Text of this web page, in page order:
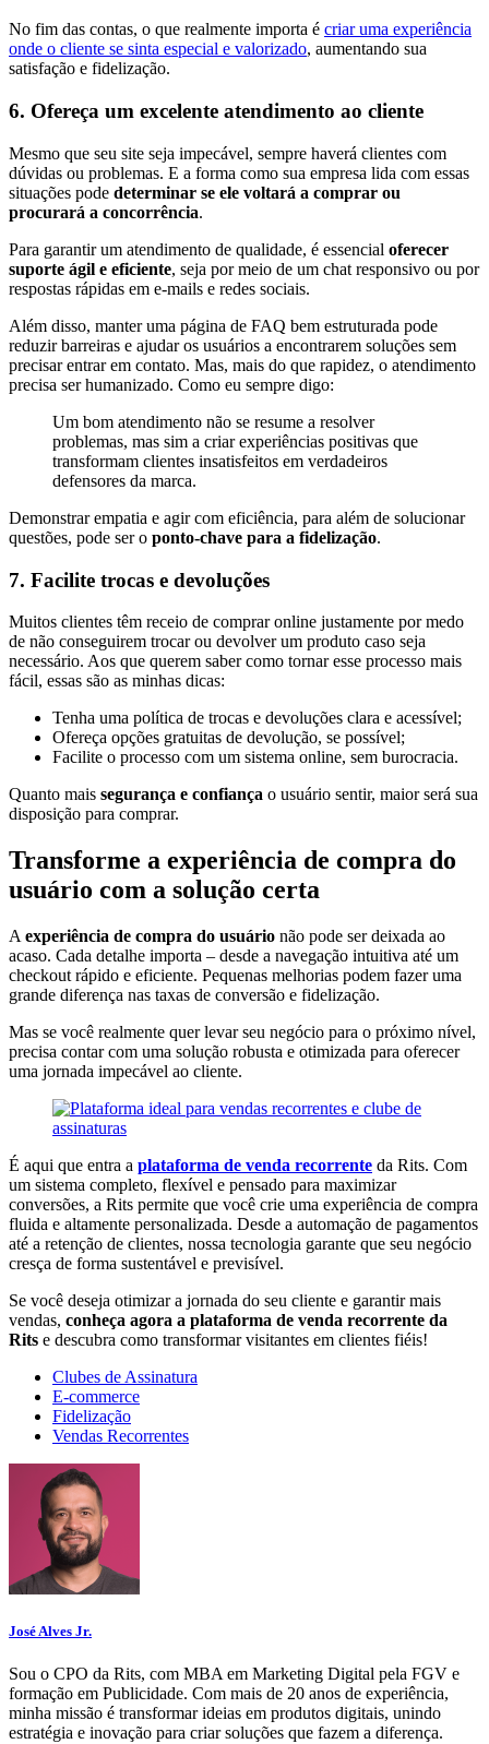
No fim das contas, o que realmente importa é criar uma experiência
onde o cliente se sinta especial e valorizado, aumentando sua
satisfação e fidelização.
6. Ofereça um excelente atendimento ao cliente
Mesmo que seu site seja impecável, sempre haverá clientes com
dúvidas ou problemas. E a forma como sua empresa lida com essas
situações pode determinar se ele voltará a comprar ou
procurará a concorrência.
Para garantir um atendimento de qualidade, é essencial oferecer
suporte ágil e eficiente, seja por meio de um chat responsivo ou por
respostas rápidas em e-mails e redes sociais.
Além disso, manter uma página de FAQ bem estruturada pode
reduzir barreiras e ajudar os usuários a encontrarem soluções sem
precisar entrar em contato. Mas, mais do que rapidez, o atendimento
precisa ser humanizado. Como eu sempre digo:
Um bom atendimento não se resume a resolver
problemas, mas sim a criar experiências positivas que
transformam clientes insatisfeitos em verdadeiros
defensores da marca.
Demonstrar empatia e agir com eficiência, para além de solucionar
questões, pode ser o ponto-chave para a fidelização.
7. Facilite trocas e devoluções
Muitos clientes têm receio de comprar online justamente por medo
de não conseguirem trocar ou devolver um produto caso seja
necessário. Aos que querem saber como tornar esse processo mais
fácil, essas são as minhas dicas:
Tenha uma política de trocas e devoluções clara e acessível;
Ofereça opções gratuitas de devolução, se possível;
Facilite o processo com um sistema online, sem burocracia.
Quanto mais segurança e confiança o usuário sentir, maior será sua
disposição para comprar.
Transforme a experiência de compra do
usuário com a solução certa
A experiência de compra do usuário não pode ser deixada ao
acaso. Cada detalhe importa – desde a navegação intuitiva até um
checkout rápido e eficiente. Pequenas melhorias podem fazer uma
grande diferença nas taxas de conversão e fidelização.
Mas se você realmente quer levar seu negócio para o próximo nível,
precisa contar com uma solução robusta e otimizada para oferecer
uma jornada impecável ao cliente.
É aqui que entra a plataforma de venda recorrente da Rits. Com
um sistema completo, flexível e pensado para maximizar
conversões, a Rits permite que você crie uma experiência de compra
fluida e altamente personalizada. Desde a automação de pagamentos
até a retenção de clientes, nossa tecnologia garante que seu negócio
cresça de forma sustentável e previsível.
Se você deseja otimizar a jornada do seu cliente e garantir mais
vendas, conheça agora a plataforma de venda recorrente da
Rits e descubra como transformar visitantes em clientes fiéis!
Clubes de Assinatura
E-commerce
Fidelização
Vendas Recorrentes
José Alves Jr.
Sou o CPO da Rits, com MBA em Marketing Digital pela FGV e
formação em Publicidade. Com mais de 20 anos de experiência,
minha missão é transformar ideias em produtos digitais, unindo
estratégia e inovação para criar soluções que fazem a diferença.